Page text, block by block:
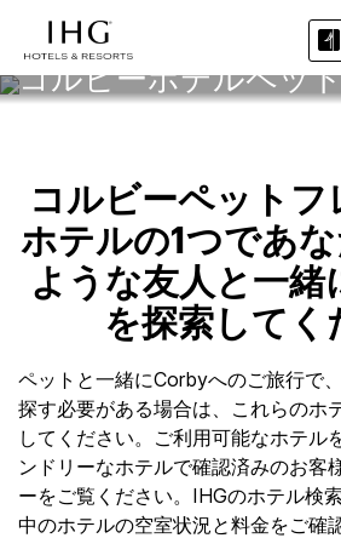
コルビーホテルペッ
コルビーペットフ
ホテルの1つであ
ような友人と一緒
を探索してく
ペットと一緒にCorbyへのご旅行で
探す必要がある場合は、これらのホ
してください。ご利用可能なホテル
ンドリーなホテルで確認済みのお客
ーをご覧ください。IHGのホテル検
中のホテルの空室状況と料金をご確